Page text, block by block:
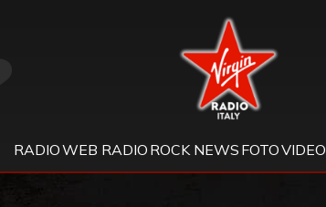
Virgin Radio
RADIOWEB RADIO ROCK NEWS FOTOVIDEO